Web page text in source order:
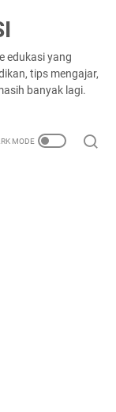
edukasi yang
tips mengajar,
banyak lagi.